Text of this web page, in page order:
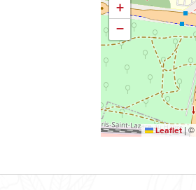
+
−
Leaflet |©